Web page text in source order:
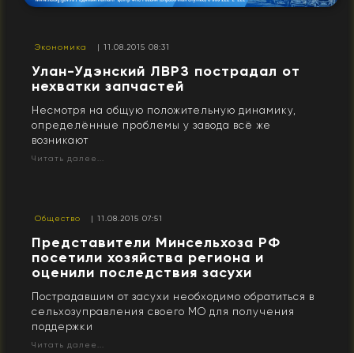
Экономика | 11.08.2015 08:31
Улан-Удэнский ЛВРЗ пострадал от
нехватки запчастей
Несмотря на общую положительную динамику,
определённые проблемы у завода всё же
возникают
Читать далее...
Общество | 11.08.2015 07:51
Представители Минсельхоза РФ
посетили хозяйства региона и
оценили последствия засухи
Пострадавшим от засухи необходимо обратиться в
сельхозуправления своего МО для получения
поддержки
Читать далее...